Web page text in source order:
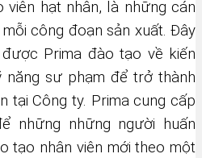
hạt nhân, là những cán
công đoạn sản xuất. Đây
Prima đào tạo về kiến
năng sư phạm để trở thành
tại Công ty. Prima cung cấp
những những người huấn
tạo nhân viên mới theo một